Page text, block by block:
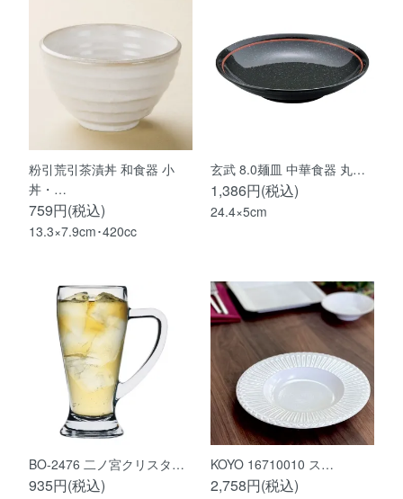
粉引荒引茶漬丼 和食器 小
丼・…
759円(税込)
13.3×7.9cm･420cc
玄武 8.0麺皿 中華食器 丸…
1,386円(税込)
24.4×5cm
BO-2476 二ノ宮クリスタ…
935円(税込)
KOYO 16710010 ス…
2,758円(税込)